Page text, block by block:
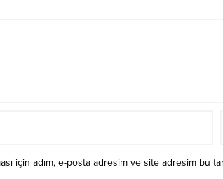
için adım, e-posta adresim ve site adresim bu